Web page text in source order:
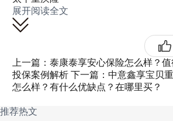
展开阅读全文
上一篇：泰康泰享安心保险怎么样？
投保案例解析 下一篇：中意鑫享宝贝
怎么样？有什么优缺点？在哪里买？
推荐热文